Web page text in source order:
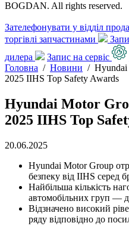
BOGDAN. All rights reserved.
Зателефонувати у відділ
торгівлі запчастинами
дилера
Запис на сервіс
Головна / Новини /
2025 IIHS Top Safety Awards
Hyundai Motor
2025 IIHS Top
20.06.2025
Hyundai Motor Group
безпеку від IIHS серед
Найбільша кількість
автомобільних груп —
Відзначено високий
ряду відповідно до